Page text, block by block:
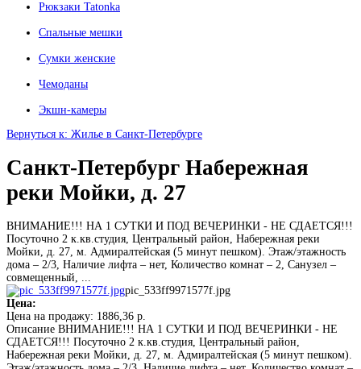
Рюкзаки Tatonka
Спальные мешки
Сумки женские
Чемоданы
Экшн-камеры
Вернуться к: Жилье в Санкт-Петербурге
Санкт-Петербург Набережная
реки Мойки, д. 27
ВНИМАНИЕ!!! НА 1 СУТКИ И ПОД ВЕЧЕРИНКИ - НЕ СДАЕТСЯ!!!
Посуточно 2 к.кв.студия, Центральный район, Набережная реки
Мойки, д. 27, м. Адмиралтейская (5 минут пешком). Этаж/этажность
дома – 2/3, Наличие лифта – нет, Количество комнат – 2, Санузел –
совмещенный, ...
pic_533ff9971577f.jpg
Цена:
Цена на продажу: 1886,36 р.
Описание ВНИМАНИЕ!!! НА 1 СУТКИ И ПОД ВЕЧЕРИНКИ - НЕ
СДАЕТСЯ!!! Посуточно 2 к.кв.студия, Центральный район,
Набережная реки Мойки, д. 27, м. Адмиралтейская (5 минут пешком).